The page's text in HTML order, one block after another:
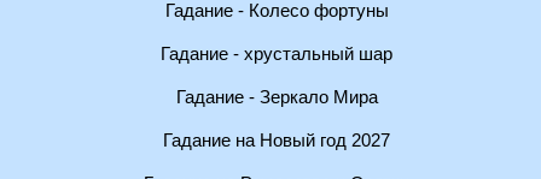
Гадание - Колесо фортуны
Гадание - хрустальный шар
Гадание - Зеркало Мира
Гадание на Новый год 2027